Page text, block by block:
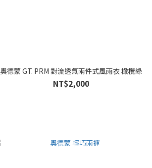
奧德蒙 GT. PRM 對流透氣兩件式風雨衣 橄欖綠
NT$2,000